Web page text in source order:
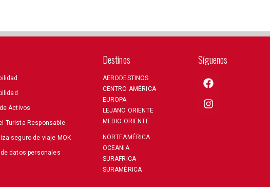
Activos
Turista Responsable
seguro de viaje MOK
datos personales
Destinos
AERODESTINOS
CENTRO AMÉRICA
EUROPA
LEJANO ORIENTE
MEDIO ORIENTE
NORTEAMÉRICA
OCEANIA
SURAFRICA
SURAMÉRICA
Síguenos